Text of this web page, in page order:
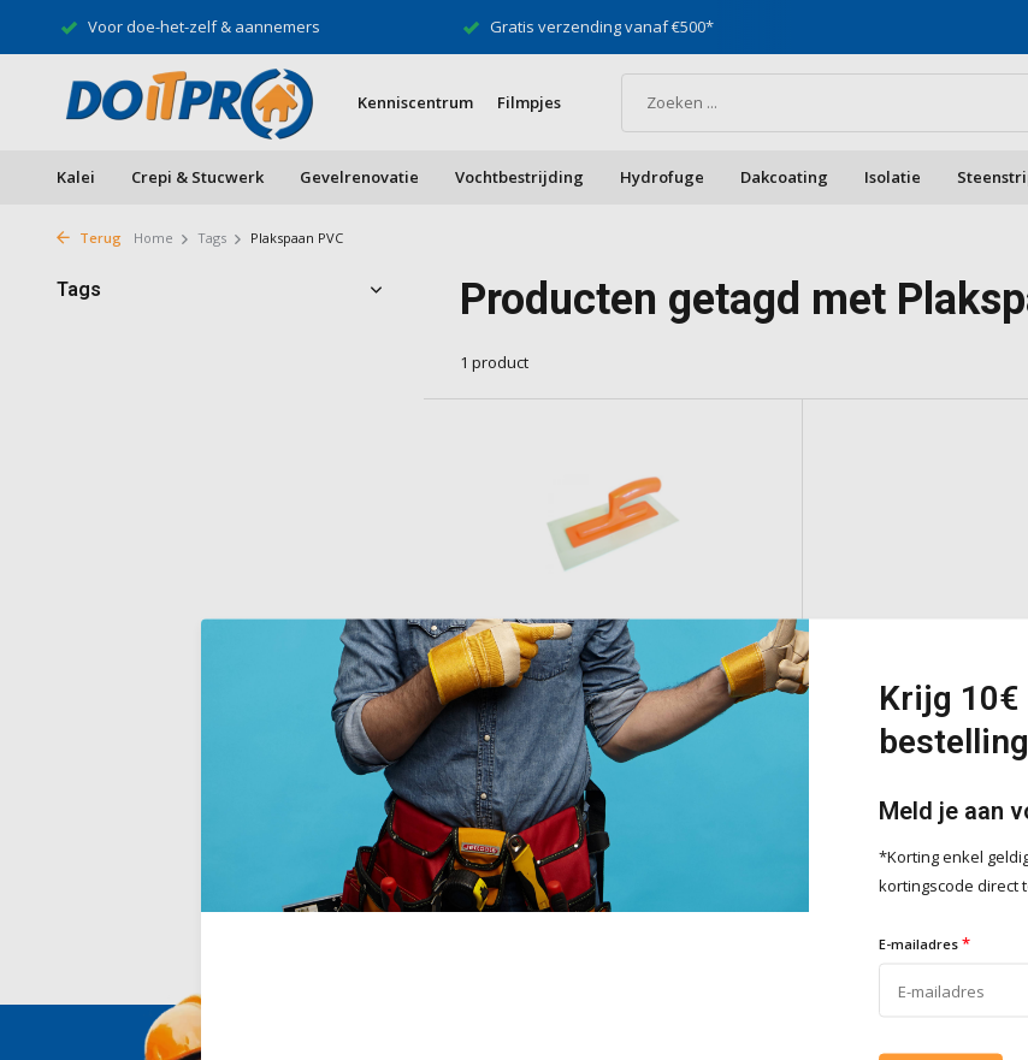
Gratis verzending vanaf €500* Specialist in gevels, vocht & daken
Kenniscentrum Filmpjes
Kalei Crepi & Stucwerk Gevelrenovatie Vochtbestrijding Hydrofuge Dakcoating Isolatie
Terug Home Tags Plakspaan PVC
Tags Producten getagd met
1 product
Plakspaan PVC
Spaan met een PVC-blad voor het gladstrijken
van pleister
Deliverytime
€12,90
Incl. BTW
Krijg
Meld je aan
*Korting enkel
kortingscode direct
E-mailadres *